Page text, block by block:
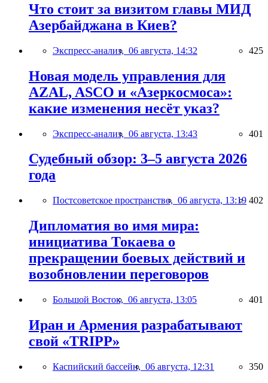
Что стоит за визитом главы МИД
Азербайджана в Киев?
Экспресс-анализ, 06 августа, 14:32 425
Новая модель управления для
AZAL, ASCO и «Азеркосмоса»:
какие изменения несёт указ?
Экспресс-анализ, 06 августа, 13:43 401
Судебный обзор: 3–5 августа 2026
года
Постсоветское пространство, 06 августа, 13:19 402
Дипломатия во имя мира:
инициатива Токаева о
прекращении боевых действий и
возобновлении переговоров
Большой Восток, 06 августа, 13:05 401
Иран и Армения разрабатывают
свой «TRIPP»
Каспийский бассейн, 06 августа, 12:31 350